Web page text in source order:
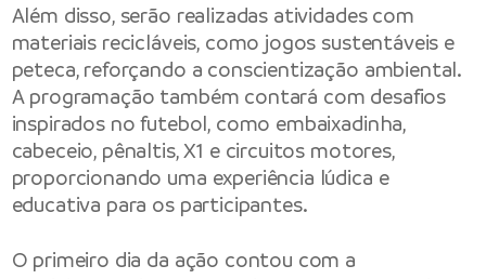
Além disso, serão realizadas atividades com
materiais recicláveis, como jogos sustentáveis e
peteca, reforçando a conscientização ambiental.
A programação também contará com desafios
inspirados no futebol, como embaixadinha,
cabeceio, pênaltis, X1 e circuitos motores,
proporcionando uma experiência lúdica e
educativa para os participantes.
O primeiro dia da ação contou com a